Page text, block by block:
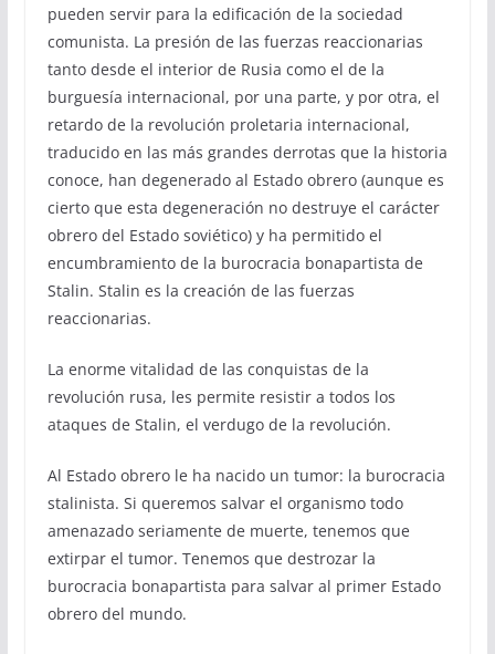
pueden servir para la edificación de la sociedad
comunista. La presión de las fuerzas reaccionarias
tanto desde el interior de Rusia como el de la
burguesía internacional, por una parte, y por otra, el
retardo de la revolución proletaria internacional,
traducido en las más grandes derrotas que la historia
conoce, han degenerado al Estado obrero (aunque es
cierto que esta degeneración no destruye el carácter
obrero del Estado soviético) y ha permitido el
encumbramiento de la burocracia bonapartista de
Stalin. Stalin es la creación de las fuerzas
reaccionarias.
La enorme vitalidad de las conquistas de la
revolución rusa, les permite resistir a todos los
ataques de Stalin, el verdugo de la revolución.
Al Estado obrero le ha nacido un tumor: la burocracia
stalinista. Si queremos salvar el organismo todo
amenazado seriamente de muerte, tenemos que
extirpar el tumor. Tenemos que destrozar la
burocracia bonapartista para salvar al primer Estado
obrero del mundo.